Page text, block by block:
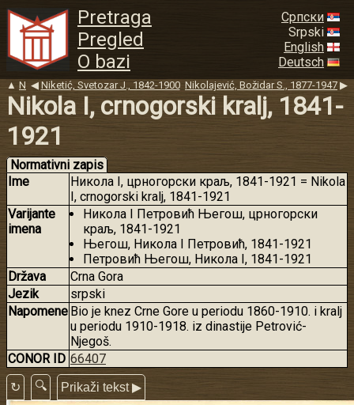
Pretraga
Pregled
O bazi
Српски
Srpski
English
Deutsch
▲ N ◀ Niketić, Svetozar J., 1842-1900 Nikolajević, Božidar S., 1877-1947 ▶
Nikola I, crnogorski kralj, 1841-
1921
Normativni zapis
Ime
Никола I, црногорски краљ, 1841-1921 = Nikola
I, crnogorski kralj, 1841-1921
Varijante
imena
Никола I Петровић Његош, црногорски
краљ, 1841-1921
Његош, Никола I Петровић, 1841-1921
Петровић Његош, Никола I, 1841-1921
Država
Crna Gora
Jezik
srpski
Napomene Bio je knez Crne Gore u periodu 1860-1910. i kralj
u periodu 1910-1918. iz dinastije Petrović-
Njegoš.
CONOR ID 66407